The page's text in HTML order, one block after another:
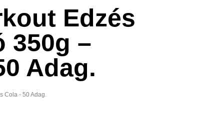
Edzés
350g –
Adag.
Cola - 50 Adag.